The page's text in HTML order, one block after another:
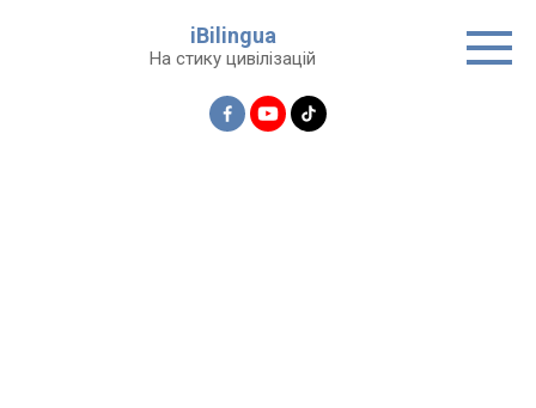
iBilingua
На стику цивілізацій